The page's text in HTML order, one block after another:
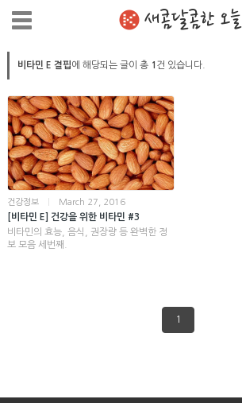
새콤달콤한 오늘
비타민 E 결핍에 해당되는 글이 총 1 건 있습니다.
건강정보 March 27, 2016
[비타민 E] 건강을 위한 비타민 #3
비타민의 효능, 음식, 권장량 등 완벽한 정
보 모음 세번째.
1